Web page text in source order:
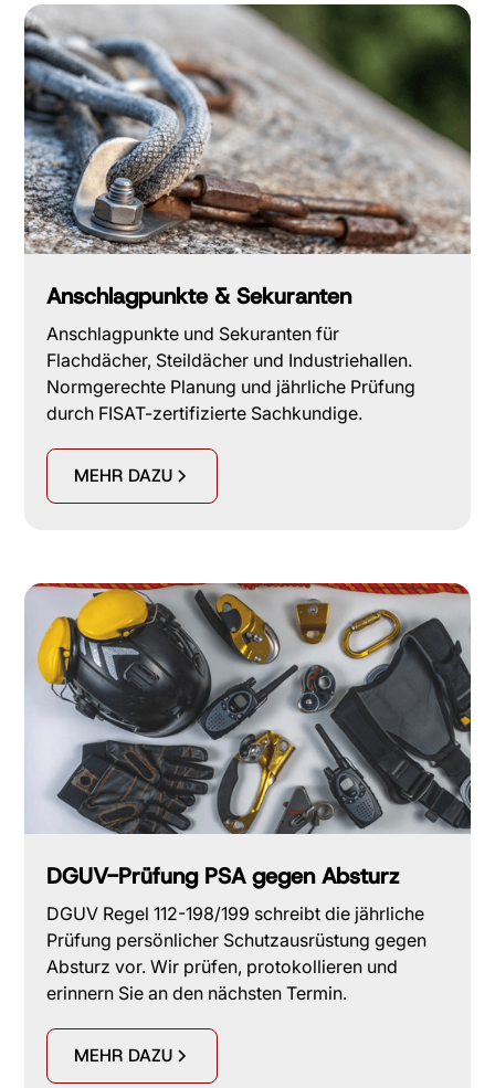
Anschlagpunkte & Sekuranten
Anschlagpunkte und Sekuranten für
Flachdächer, Steildächer und Industriehallen.
Normgerechte Planung und jährliche Prüfung
durch FISAT-zertifizierte Sachkundige.
MEHR DAZU
DGUV-Prüfung PSA gegen Absturz
DGUV Regel 112-198/199 schreibt die jährliche
Prüfung persönlicher Schutzausrüstung gegen
Absturz vor. Wir prüfen, protokollieren und
erinnern Sie an den nächsten Termin.
MEHR DAZU